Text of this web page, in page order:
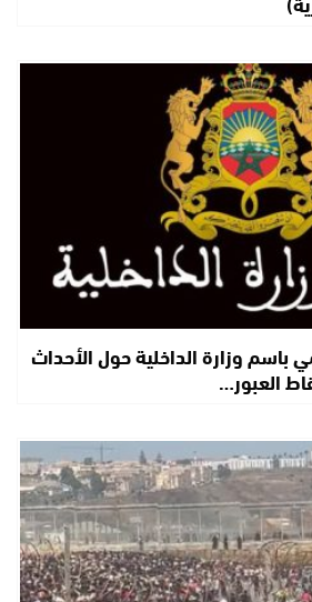
باسم وزارة الداخلية حول الأحداث
العبور…